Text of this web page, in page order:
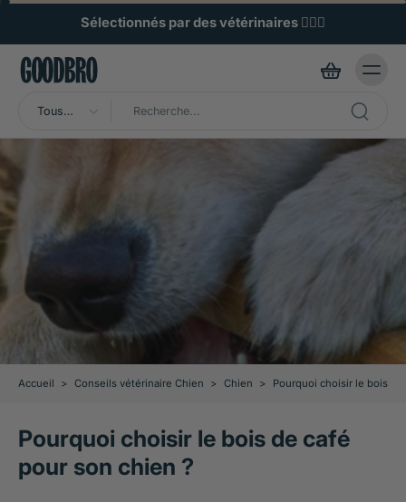
Sélectionnés par des vétérinaires 🧑🏼‍⚕️
Tous
Accueil > Conseils vétérinaire Chien > Chien > Pourquoi choisir le bois
Pourquoi choisir le bois de café
pour son chien ?